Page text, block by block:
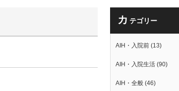
カ テゴリー
AIH・入院前 (13)
AIH・入院生活 (90)
AIH・全般 (46)